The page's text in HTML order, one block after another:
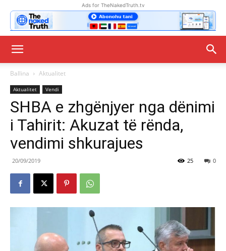
Ads for TheNakedTruth.tv
Ballina Aktualitet
Aktualitet Vendi
SHBA e zhgënjyer nga dënimi
i Tahirit: Akuzat të rënda,
vendimi shkurajues
20/09/2019 0
25